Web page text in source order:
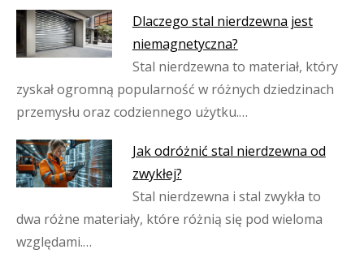
Dlaczego stal nierdzewna jest
niemagnetyczna?
Stal nierdzewna to materiał, który
zyskał ogromną popularność w różnych dziedzinach
przemysłu oraz codziennego użytku.…
Jak odróżnić stal nierdzewna od
zwykłej?
Stal nierdzewna i stal zwykła to
dwa różne materiały, które różnią się pod wieloma
względami.…